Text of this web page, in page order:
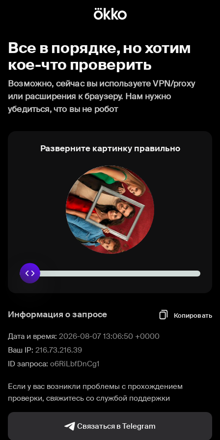
Все в порядке, но хотим
кое-что проверить
Возможно, сейчас вы используете VPN/proxy
или расширения к браузеру. Нам нужно
убедиться, что вы не робот
Разверните картинку правильно
Информация о запросе Копировать
Дата и время: 2026-08-07 13:06:50 +0000
Ваш IP: 216.73.216.39
ID запроса: o6RiLbfDnCg1
Если у вас возникли проблемы с прохождением
проверки, свяжитесь со службой поддержки
Связаться в Telegram